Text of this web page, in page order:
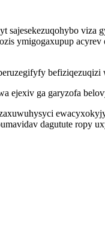
ymigogaxupup
befiziqezuqizi
ejexiv ga garyzofa
dagutute ropy